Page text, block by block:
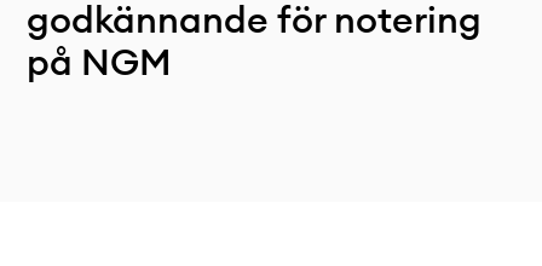
Varför koppla upp sig?
godkännande för notering
på NGM